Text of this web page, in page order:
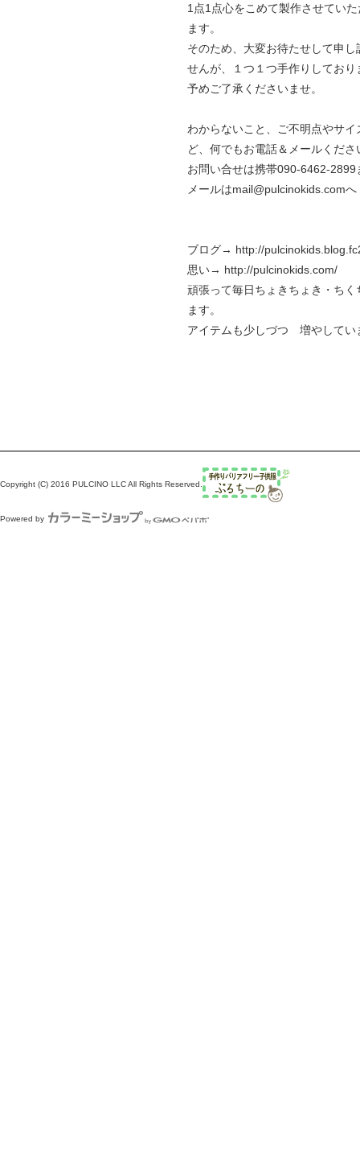
1点1点心をこめて製作させてい
ます。
そのため、大変お待たせして申し
せんが、１つ１つ手作りしており
予めご了承くださいませ。
わからないこと、ご不明点やサイ
ど、何でもお電話＆メールくださ
お問い合せは携帯090-6462-2899
メールはmail@pulcinokids.comへ
ブログ→ http://
思い→ http://pulcinokids.com/
頑張って毎日ちょきちょき・ちく
ます。
アイテムも少しづつ 増やしてい
Copyright (C) 2016 PULCINO LLC All Rights Reserved.
Powered by